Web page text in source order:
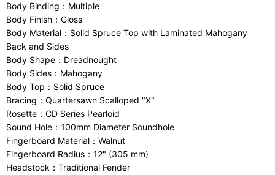
Body Binding：Multiple
Body Finish：Gloss
Body Material：Solid Spruce Top with Laminated Mahogany
Back and Sides
Body Shape：Dreadnought
Body Sides：Mahogany
Body Top：Solid Spruce
Bracing：Quartersawn Scalloped "X"
Rosette：CD Series Pearloid
Sound Hole：100mm Diameter Soundhole
Fingerboard Material：Walnut
Fingerboard Radius：12" (305 mm)
Headstock：Traditional Fender